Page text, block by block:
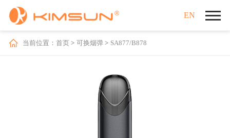
EN
当前位置： 首页 可换烟弹 SA877/B878